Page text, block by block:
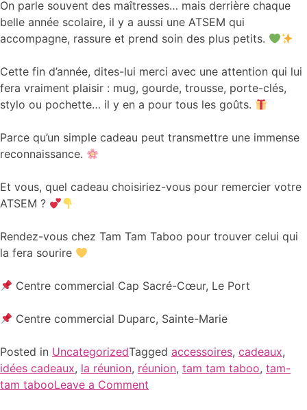
On parle souvent des maîtresses… mais derrière chaque
belle année scolaire, il y a aussi une ATSEM qui
accompagne, rassure et prend soin des plus petits.
Cette fin d’année, dites-lui merci avec une attention qui lui
fera vraiment plaisir : mug, gourde, trousse, porte-clés,
stylo ou pochette… il y en a pour tous les goûts.
Parce qu’un simple cadeau peut transmettre une immense
reconnaissance.
Et vous, quel cadeau choisiriez-vous pour remercier votre
ATSEM ?
Rendez-vous chez Tam Tam Taboo pour trouver celui qui
la fera sourire
Centre commercial Cap Sacré-Cœur, Le Port
Centre commercial Duparc, Sainte-Marie
Posted in UncategorizedTagged accessoires, cadeaux,
idées cadeaux, la réunion, réunion, tam tam taboo, tam-
tam tabooLeave a Comment